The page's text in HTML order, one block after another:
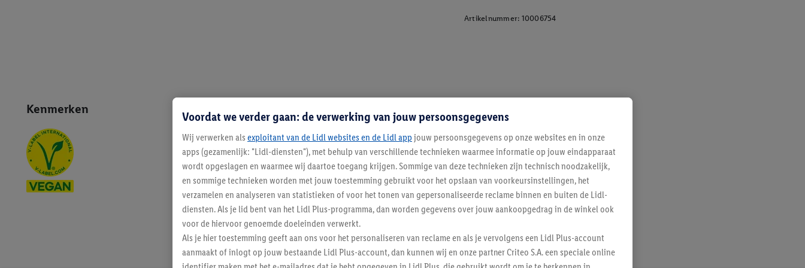
Kenmerken
Artikelnummer: 10006754
Voordat we verder gaan: de verwerking van jouw persoonsgegevens
Wij verwerken als exploitant van de Lidl websites en de Lidl app jouw persoonsgegevens op onze websites en in onze
apps (gezamenlijk: "Lidl-diensten"), met behulp van verschillende technieken waarmee informatie op jouw eindapparaat
wordt opgeslagen en waarmee wij daartoe toegang krijgen. Sommige van deze technieken zijn technisch noodzakelijk,
en sommige technieken worden met jouw toestemming gebruikt voor het opslaan van voorkeursinstellingen, het
verzamelen en analyseren van statistieken of voor het tonen van gepersonaliseerde reclame binnen en buiten de Lidl-
diensten. Als je lid bent van het Lidl Plus-programma, dan worden gegevens over jouw aankoopgedrag in de winkel ook
voor de hiervoor genoemde doeleinden verwerkt.
Als je hier toestemming geeft aan ons voor het personaliseren van reclame en als je vervolgens een Lidl Plus-account
aanmaakt of inlogt op jouw bestaande Lidl Plus-account, dan kunnen wij en onze partner Criteo S.A. een speciale online